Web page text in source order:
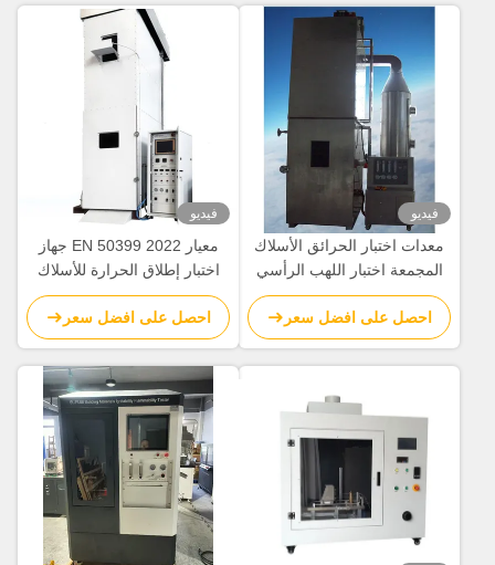
فيديو
معدات اختبار الحرائق الأسلاك
المجمعة اختبار اللهب الرأسي
مع خلاط الهواء والغاز
احصل على افضل سعر
فيديو
معيار EN 50399 2022 جهاز
اختبار إطلاق الحرارة للأسلاك
والكابلات
احصل على افضل سعر